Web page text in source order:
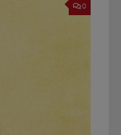
0